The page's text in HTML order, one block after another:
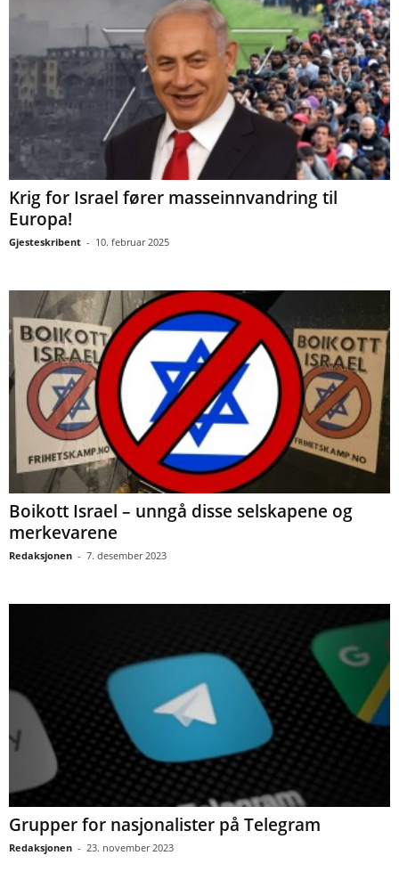
Krig for Israel fører masseinnvandring til
Europa!
Gjesteskribent - 10. februar 2025
Boikott Israel – unngå disse selskapene og
merkevarene
Redaksjonen - 7. desember 2023
Grupper for nasjonalister på Telegram
Redaksjonen - 23. november 2023